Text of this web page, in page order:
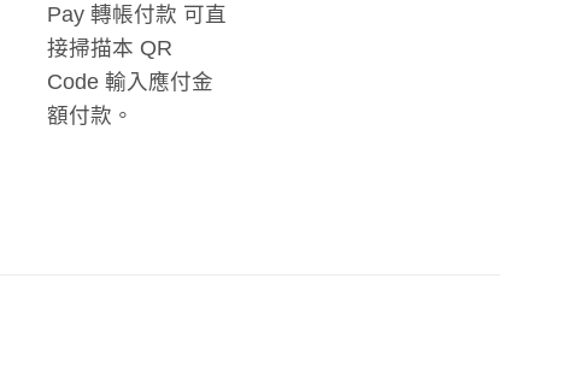
Pay 轉帳付款 可直
接掃描本 QR
Code 輸入應付金
額付款。